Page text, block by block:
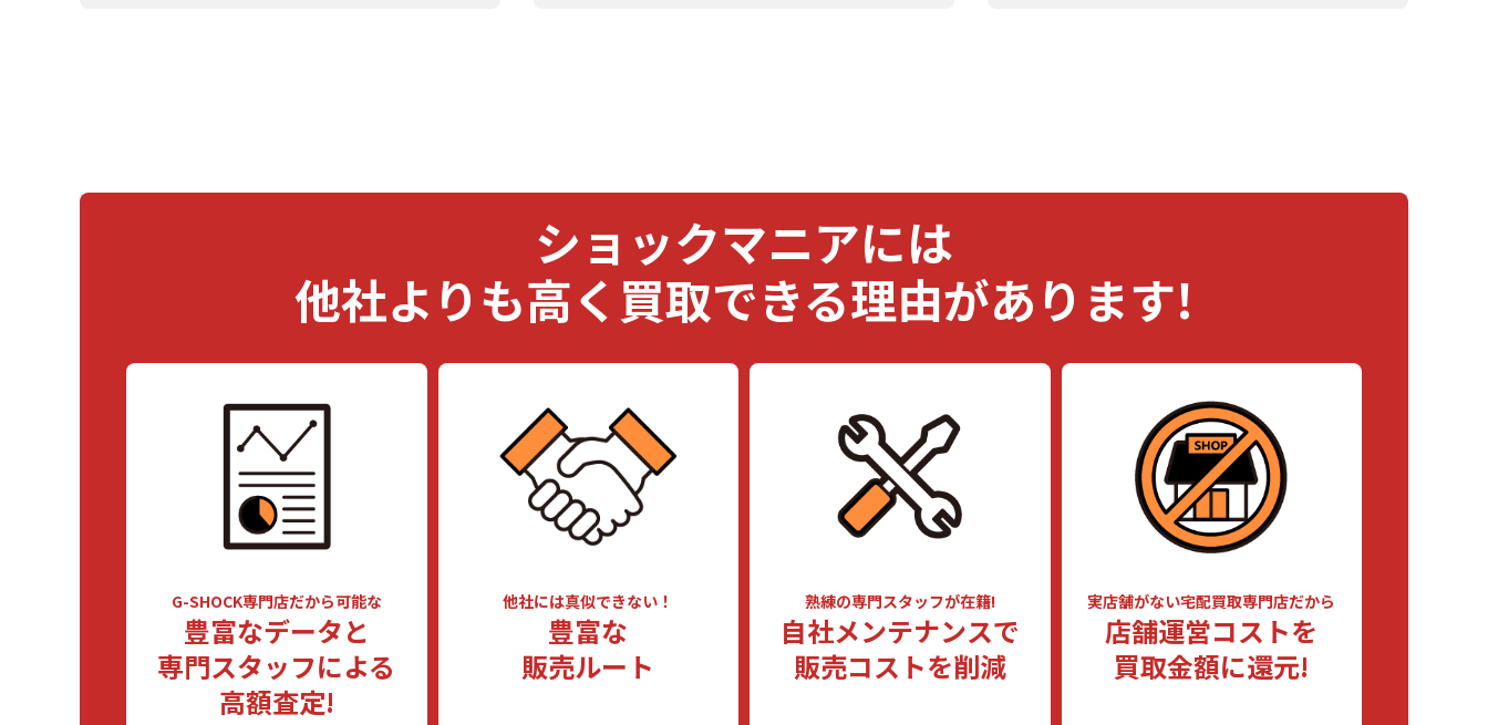
ショックマニアには
他社よりも高く買取できる理由があります!
G-SHOCK専門店だから可能な
豊富なデータと
専門スタッフによる
高額査定!
他社には真似できない！
豊富な
販売ルート
熟練の専門スタッフが在籍!
自社メンテナンスで
販売コストを削減
実店舗がない宅配買取専門店だから
店舗運営コストを
買取金額に還元!